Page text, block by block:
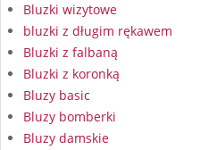
Bluzki wizytowe
bluzki z długim rękawem
Bluzki z falbaną
Bluzki z koronką
Bluzy basic
Bluzy bomberki
Bluzy damskie